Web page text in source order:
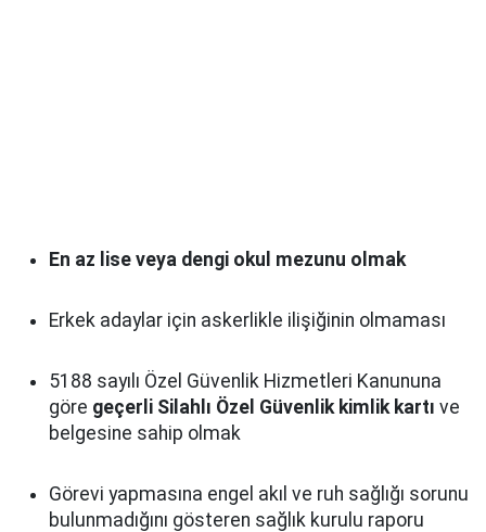
En az lise veya dengi okul mezunu olmak
Erkek adaylar için askerlikle ilişiğinin olmaması
5188 sayılı Özel Güvenlik Hizmetleri Kanununa
göre geçerli Silahlı Özel Güvenlik kimlik kartı ve
belgesine sahip olmak
Görevi yapmasına engel akıl ve ruh sağlığı sorunu
bulunmadığını gösteren sağlık kurulu raporu